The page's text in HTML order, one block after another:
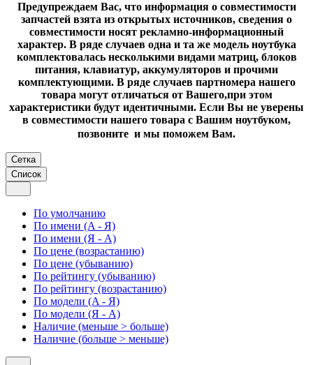
Предупреждаем Вас, что информация о совместимости
запчастей взята из открытых источников, сведения о
совместимости носят рекламно-информационный
характер. В ряде случаев одна и та же модель ноутбука
комплектовалась несколькими видами матриц, блоков
питания, клавиатур, аккумуляторов и прочими
комплектующими. В ряде случаев партномера нашего
товара могут отличаться от Вашего,при этом
характеристики будут идентичными. Если Вы не уверены
в совместимости нашего товара с Вашим ноутбуком,
позвоните и мы поможем Вам.
Сетка
Список
По умолчанию
По имени (A - Я)
По имени (Я - A)
По цене (возрастанию)
По цене (убыванию)
По рейтингу (убыванию)
По рейтингу (возрастанию)
По модели (A - Я)
По модели (Я - A)
Наличие (меньше > больше)
Наличие (больше > меньше)